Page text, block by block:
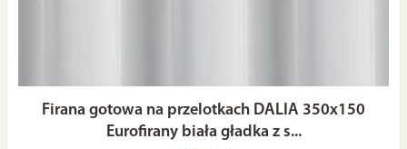
Firana gotowa na przelotkach DALIA 350x150
Eurofirany biała gładka z s...